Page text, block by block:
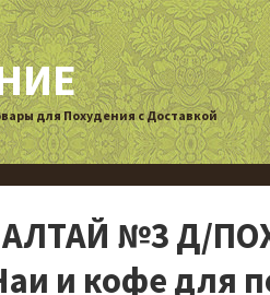
для Похудения с Доставкой
№3 Д/
и кофе для